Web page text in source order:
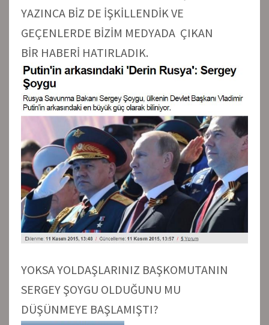
YAZINCA BİZ DE İŞKİLLENDİK VE
GEÇENLERDE BİZİM MEDYADA ÇIKAN
BİR HABERİ HATIRLADIK.
YOKSA YOLDAŞLARINIZ BAŞKOMUTANIN
SERGEY ŞOYGU OLDUĞUNU MU
DÜŞÜNMEYE BAŞLAMIŞTI?